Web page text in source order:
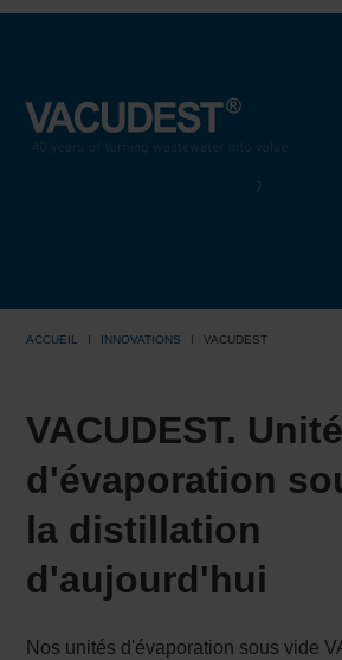
ACCUEIL INNOVATIONS VACUDEST
VACUDEST.
d'évaporation
la distillation
d'aujourd'hui
Nos unités d'évaporation sous vide